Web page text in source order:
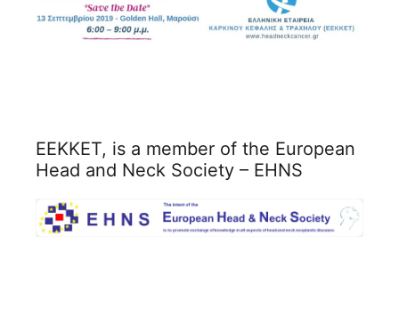
ΕΕΚΚΕΤ, is a member of the European
Head and Neck Society – EHNS